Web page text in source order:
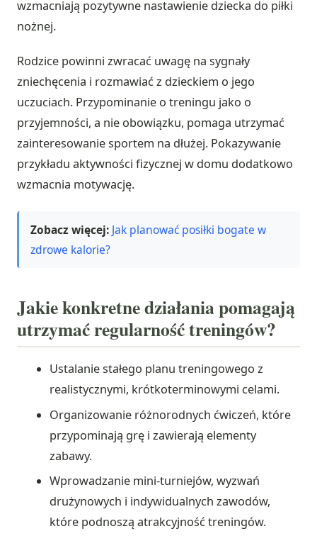
wzmacniają pozytywne nastawienie dziecka do piłki
nożnej.
Rodzice powinni zwracać uwagę na sygnały
zniechęcenia i rozmawiać z dzieckiem o jego
uczuciach. Przypominanie o treningu jako o
przyjemności, a nie obowiązku, pomaga utrzymać
zainteresowanie sportem na dłużej. Pokazywanie
przykładu aktywności fizycznej w domu dodatkowo
wzmacnia motywację.
Zobacz więcej: Jak planować posiłki bogate w
zdrowe kalorie?
Jakie konkretne działania pomagają
utrzymać regularność treningów?
Ustalanie stałego planu treningowego z
realistycznymi, krótkoterminowymi celami.
Organizowanie różnorodnych ćwiczeń, które
przypominają grę i zawierają elementy
zabawy.
Wprowadzanie mini-turniejów, wyzwań
drużynowych i indywidualnych zawodów,
które podnoszą atrakcyjność treningów.